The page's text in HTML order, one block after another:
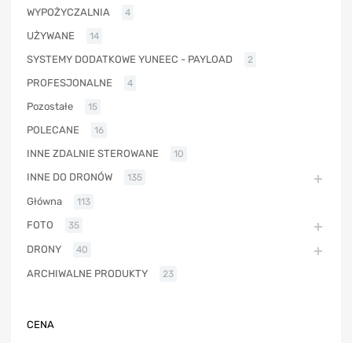
WYPOŻYCZALNIA 4
UŻYWANE 14
SYSTEMY DODATKOWE YUNEEC - PAYLOAD 2
PROFESJONALNE 4
Pozostałe 15
POLECANE 16
INNE ZDALNIE STEROWANE 10
INNE DO DRONÓW 135
Główna 113
FOTO 35
DRONY 40
ARCHIWALNE PRODUKTY 23
CENA